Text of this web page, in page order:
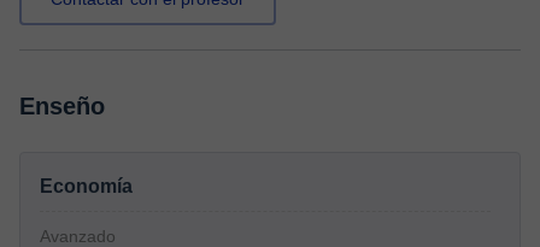
Enseño
Economía
Avanzado